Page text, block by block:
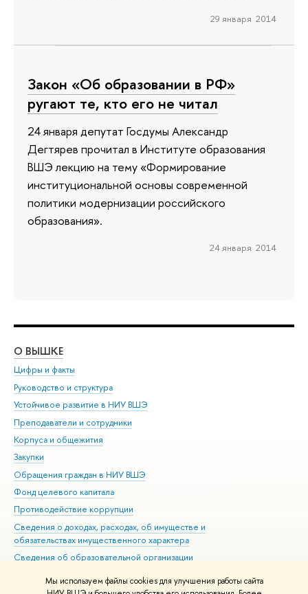
Мы используем файлы cookies для улучшения работы сайта
29 января 2014
Закон «Об образовании в РФ»
ругают те, кто его не читал
24 января депутат Госдумы Александр
Дегтярев прочитал в Институте образования
ВШЭ лекцию на тему «Формирование
институциональной основы современной
политики модернизации российского
образования».
24 января 2014
О ВЫШКЕ
Цифры и факты
Руководство и структура
Устойчивое развитие в НИУ ВШЭ
Преподаватели и сотрудники
Корпуса и общежития
Закупки
Обращения граждан в НИУ ВШЭ
Фонд целевого капитала
Противодействие коррупции
Сведения о доходах, расходах, об имуществе и
обязательствах имущественного характера
Сведения об образовательной организации
Людям с ограниченными возможностями здоровья